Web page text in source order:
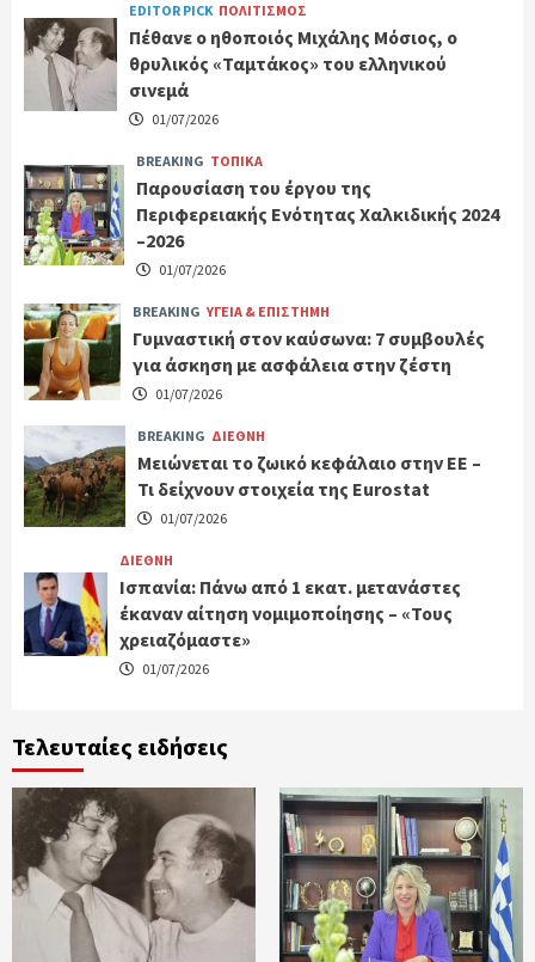
EDITOR PICK ΠΟΛΙΤΙΣΜΟΣ
Πέθανε ο ηθοποιός Μιχάλης Μόσιος, ο
θρυλικός «Ταμτάκος» του ελληνικού
σινεμά
01/07/2026
BREAKING ΤΟΠΙΚΑ
Παρουσίαση του έργου της
Περιφερειακής Ενότητας Χαλκιδικής 2024
–2026
01/07/2026
BREAKING ΥΓΕΙΑ & ΕΠΙΣΤΗΜΗ
Γυμναστική στον καύσωνα: 7 συμβουλές
για άσκηση με ασφάλεια στην ζέστη
01/07/2026
BREAKING ΔΙΕΘΝΗ
Μειώνεται το ζωικό κεφάλαιο στην ΕΕ –
Τι δείχνουν στοιχεία της Eurostat
01/07/2026
ΔΙΕΘΝΗ
Ισπανία: Πάνω από 1 εκατ. μετανάστες
έκαναν αίτηση νομιμοποίησης – «Τους
χρειαζόμαστε»
01/07/2026
Τελευταίες ειδήσεις